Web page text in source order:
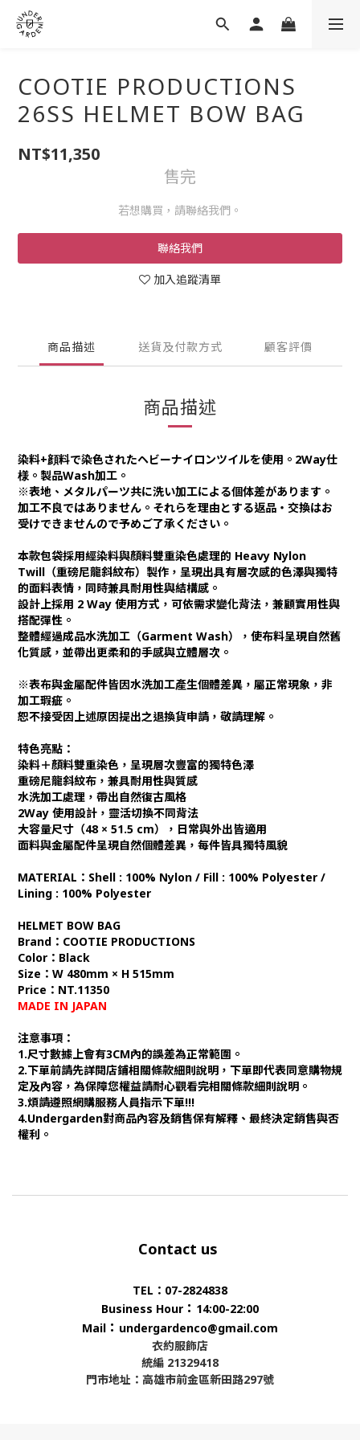
COOTIE PRODUCTIONS
26SS HELMET BOW BAG
NT$11,350
售完
若想購買，請聯絡我們。
聯絡我們
加入追蹤清單
商品描述 送貨及付款方式 顧客評價
商品描述
染料+顔料で染色されたヘビーナイロンツイルを使用。2Way仕
様。製品Wash加工。
※表地、メタルパーツ共に洗い加工による個体差があります。
加工不良ではありません。それらを理由とする返品・交換はお
受けできませんので予めご了承ください。
本款包袋採用經染料與顏料雙重染色處理的 Heavy Nylon
Twill（重磅尼龍斜紋布）製作，呈現出具有層次感的色澤與獨特
的面料表情，同時兼具耐用性與結構感。
設計上採用 2 Way 使用方式，可依需求變化背法，兼顧實用性與
搭配彈性。
整體經過成品水洗加工（Garment Wash），使布料呈現自然舊
化質感，並帶出更柔和的手感與立體層次。
※表布與金屬配件皆因水洗加工產生個體差異，屬正常現象，非
加工瑕疵。
恕不接受因上述原因提出之退換貨申請，敬請理解。
特色亮點：
染料＋顏料雙重染色，呈現層次豐富的獨特色澤
重磅尼龍斜紋布，兼具耐用性與質感
水洗加工處理，帶出自然復古風格
2Way 使用設計，靈活切換不同背法
大容量尺寸（48 × 51.5 cm），日常與外出皆適用
面料與金屬配件呈現自然個體差異，每件皆具獨特風貌
MATERIAL： Shell : 100% Nylon / Fill : 100% Polyester /
Lining : 100% Polyester
HELMET BOW BAG
Brand：COOTIE PRODUCTIONS
Color：Black
Size： W 480mm × H 515mm
Price：NT.11350
MADE IN JAPAN
注意事項：
1.尺寸數據上會有3CM內的誤差為正常範圍。
2.下單前請先詳閱店鋪相關條款細則說明，下單即代表同意購物規
定及內容，為保障您權益請耐心觀看完相關條款細則說明。
3.煩請遵照網購服務人員指示下單!!!
4.Undergarden對商品內容及銷售保有解釋、最終決定銷售與否
權利。
Contact us
TEL：07-2824838
Business Hour ： 14:00-22:00
Mail ： undergardenco@gmail.com
衣約服飾店
統編 21329418
門市地址：高雄市前金區新田路297號